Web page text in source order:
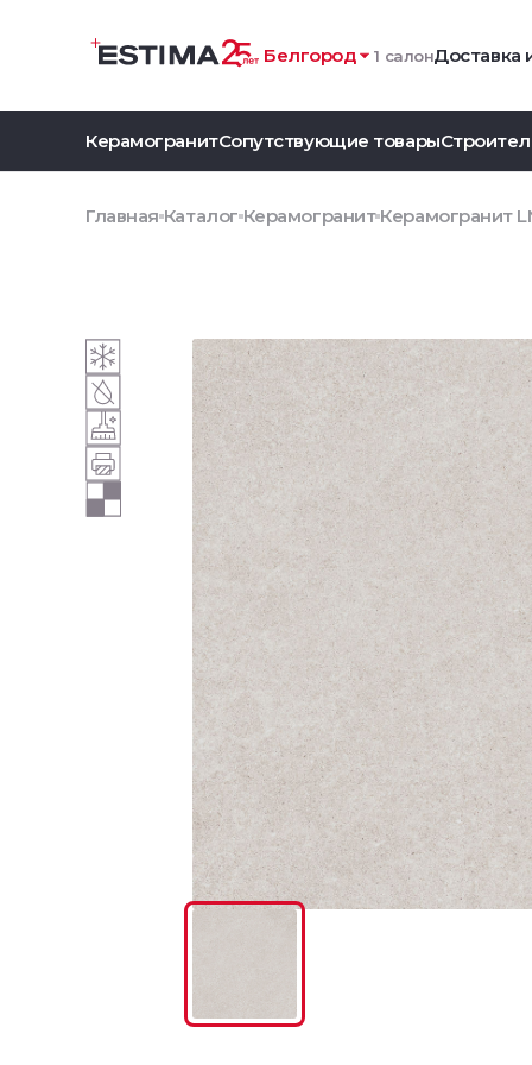
Белгород 1 салонДоставка
КерамогранитСопутствующие товары
Главная Каталог Керамогранит Керамогранит